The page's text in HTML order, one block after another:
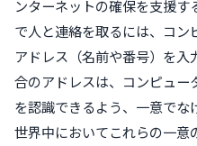
ンターネットの確保を支援す
で人と連絡を取るには、コン
アドレス（名前や番号）を入
合のアドレスは、コンピュー
を認識できるよう、一意でな
世界中においてこれらの一意